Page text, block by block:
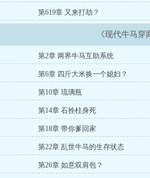
第619章 又来打劫？
《现代牛马
第2章 两界牛马互助系统
第6章 四斤大米换一个媳妇？
第10章 琉璃瓶
第14章 石拴柱身死
第18章 带你爹回家
第22章 乱世牛马的生存状态
第26章 如意双肩包？